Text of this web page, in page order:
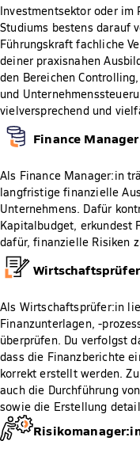
Investmentsektor oder im
Studiums bestens darauf
Führungskraft fachliche
deiner praxisnahen
den Bereichen
und
vielversprechend und
Finance
Als Finance Manager:in
langfristige finanzielle
Unternehmens. Dafür
Kapitalbudget, erkundest
dafür, finanzielle Risiken
Als Wirtschaftsprüfer:in
Finanzunterlagen, -
überprüfen. Du verfolgst
dass die Finanzberichte
korrekt erstellt werden.
auch die Durchführung
sowie die Erstellung